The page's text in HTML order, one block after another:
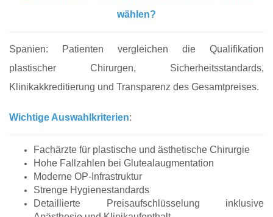
wählen?
Spanien: Patienten vergleichen die Qualifikation
plastischer Chirurgen, Sicherheitsstandards,
Klinikakkreditierung und Transparenz des Gesamtpreises.
Wichtige Auswahlkriterien:
Fachärzte für plastische und ästhetische Chirurgie
Hohe Fallzahlen bei Glutealaugmentation
Moderne OP-Infrastruktur
Strenge Hygienestandards
Detaillierte Preisaufschlüsselung inklusive